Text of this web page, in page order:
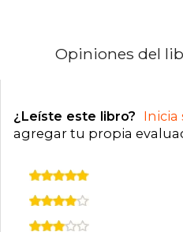
Opiniones del
¿Leíste este libro? Inicia
agregar tu propia